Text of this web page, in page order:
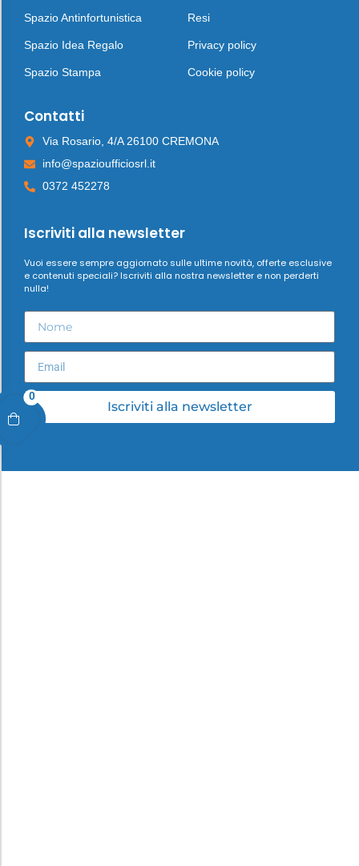
0
Spazio Antinfortunistica
Spazio Idea Regalo
Spazio Stampa
Resi
Privacy policy
Cookie policy
Contatti
Via Rosario, 4/A 26100 CREMONA
info@spazioufficiosrl.it
0372 452278
Iscriviti alla newsletter
Vuoi essere sempre aggiornato sulle ultime novità, offerte esclusive
e contenuti speciali? Iscriviti alla nostra newsletter e non perderti
nulla!
Iscriviti alla newsletter